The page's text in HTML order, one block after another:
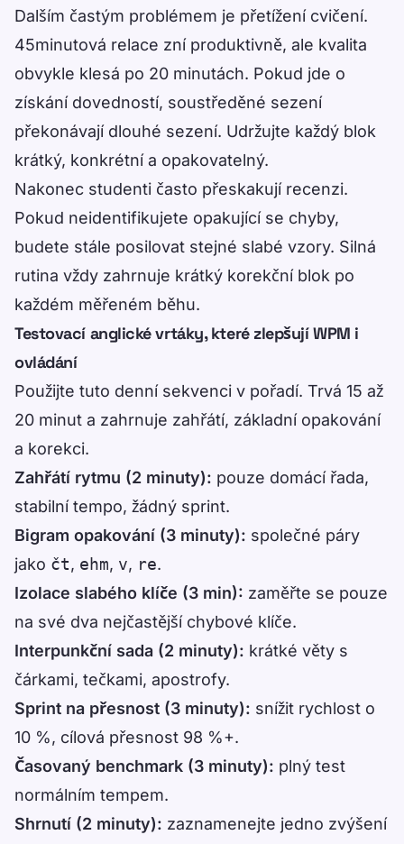
Dalším častým problémem je přetížení cvičení.
45minutová relace zní produktivně, ale kvalita
obvykle klesá po 20 minutách. Pokud jde o
získání dovedností, soustředěné sezení
překonávají dlouhé sezení. Udržujte každý blok
krátký, konkrétní a opakovatelný.
Nakonec studenti často přeskakují recenzi.
Pokud neidentifikujete opakující se chyby,
budete stále posilovat stejné slabé vzory. Silná
rutina vždy zahrnuje krátký korekční blok po
každém měřeném běhu.
Testovací anglické vrtáky, které zlepšují WPM i
ovládání
Použijte tuto denní sekvenci v pořadí. Trvá 15 až
20 minut a zahrnuje zahřátí, základní opakování
a korekci.
Zahřátí rytmu (2 minuty): pouze domácí řada,
stabilní tempo, žádný sprint.
Bigram opakování (3 minuty): společné páry
jako čt, ehm, v, re.
Izolace slabého klíče (3 min): zaměřte se pouze
na své dva nejčastější chybové klíče.
Interpunkční sada (2 minuty): krátké věty s
čárkami, tečkami, apostrofy.
Sprint na přesnost (3 minuty): snížit rychlost o
10 %, cílová přesnost 98 %+.
Časovaný benchmark (3 minuty): plný test
normálním tempem.
Shrnutí (2 minuty): zaznamenejte jedno zvýšení